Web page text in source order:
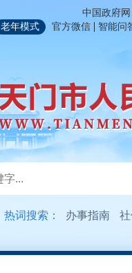
中国政府网
老年模式
官方微信 | 智能问
热词搜索： 办事指南